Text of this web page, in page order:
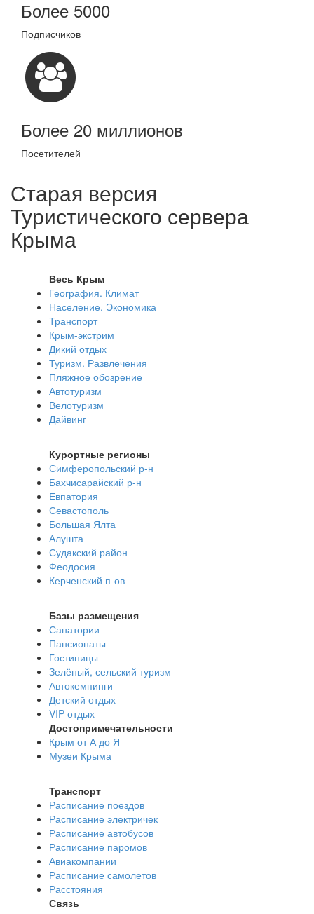
Более 5000
Подписчиков
Более 20 миллионов
Посетителей
Старая версия
Туристического сервера
Крыма
Весь Крым
География. Климат
Население. Экономика
Транспорт
Крым-экстрим
Дикий отдых
Туризм. Развлечения
Пляжное обозрение
Автотуризм
Велотуризм
Дайвинг
Курортные регионы
Симферопольский р-н
Бахчисарайский р-н
Евпатория
Севастополь
Большая Ялта
Алушта
Судакский район
Феодосия
Керченский п-ов
Базы размещения
Санатории
Пансионаты
Гостиницы
Зелёный, сельский туризм
Автокемпинги
Детский отдых
VIP-отдых
Достопримечательности
Крым от А до Я
Музеи Крыма
Транспорт
Расписание поездов
Расписание электричек
Расписание автобусов
Расписание паромов
Авиакомпании
Расписание самолетов
Расстояния
Связь